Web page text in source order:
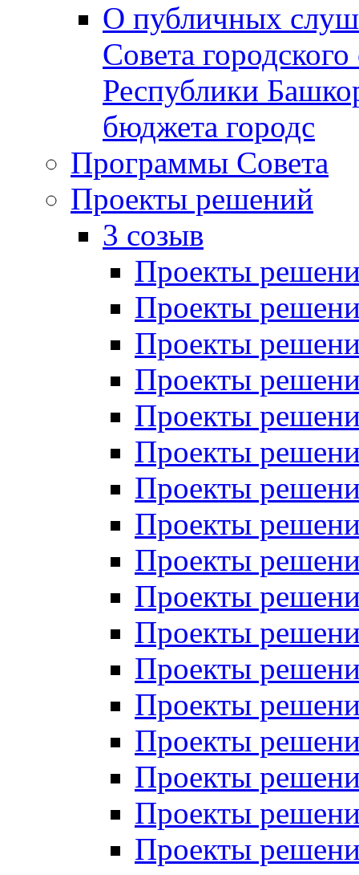
О публичных
Совета
Республики
бюджета городс
Программы Совета
Проекты решений
3 созыв
Проекты
Проекты
Проекты
Проекты
Проекты
Проекты
Проекты
Проекты
Проекты
Проекты
Проекты
Проекты
Проекты
Проекты
Проекты
Проекты
Проекты